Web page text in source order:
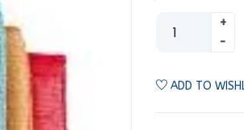
ADD TO